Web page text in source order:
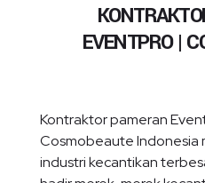
EVENTPRO |
Kontraktor pameran
Cosmobeaute Indonesia
industri kecantikan